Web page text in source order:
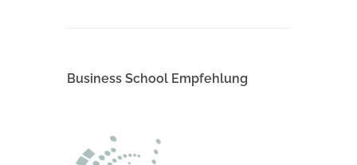
Business School Empfehlung